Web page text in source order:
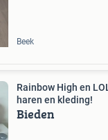
Beek
Rainbow High en
haren en kleding!
Bieden